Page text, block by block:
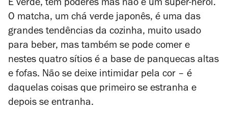
É verde, tem poderes mas não é um super-herói.
O matcha, um chá verde japonês, é uma das
grandes tendências da cozinha, muito usado
para beber, mas também se pode comer e
nestes quatro sítios é a base de panquecas altas
e fofas. Não se deixe intimidar pela cor – é
daquelas coisas que primeiro se estranha e
depois se entranha.